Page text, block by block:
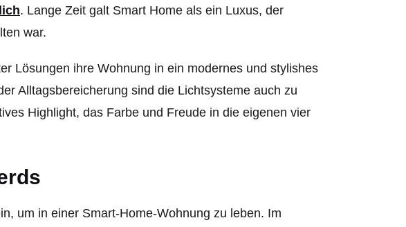
. Lange Zeit galt Smart Home als ein Luxus, der
war.
Lösungen ihre Wohnung in ein modernes und stylishes
Alltagsbereicherung sind die Lichtsysteme auch zu
Highlight, das Farbe und Freude in die eigenen vier
um in einer Smart-Home-Wohnung zu leben. Im